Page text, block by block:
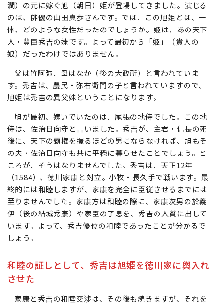
潤）の元に嫁ぐ旭（朝日）姫が登場してきました。演じる
のは、俳優の山田真歩さんです。では、この旭姫とは、一
体、どのような女性だったのでしょうか。姫は、あの天下
人・豊臣秀吉の妹です。よって最初から「姫」（貴人の
娘）だったわけではありません。
父は竹阿弥、母はなか（後の大政所）と言われていま
す。秀吉は、農民・弥右衛門の子と言われていますので、
旭姫は秀吉の異父妹ということになります。
旭が最初、嫁いでいたのは、尾張の地侍でした。この地
侍は、佐治日向守と言いました。秀吉が、主君・信長の死
後に、天下の覇権を握るほどの男にならなければ、旭もそ
の夫・佐治日向守も共に平穏に暮らせたことでしょう。と
ころが、そうはなりませんでした。秀吉は、天正12年
（1584）、徳川家康と対立。小牧・長久手で戦います。最
終的には和睦しますが、家康を完全に臣従させるまでには
至りませんでした。家康方は和睦の際に、家康次男の於義
伊（後の結城秀康）や家臣の子息を、秀吉の人質に出して
います。よって、秀吉優位の和睦であったことが分かるで
しょう。
和睦の証しとして、秀吉は旭姫を徳川家に輿入れ
させた
家康と秀吉の和睦交渉は、その後も続きますが、それを